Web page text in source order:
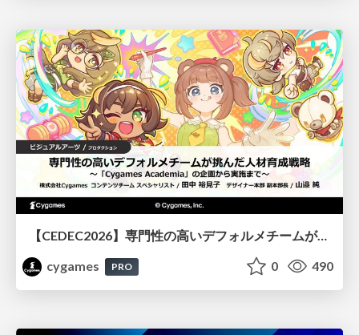
【CEDEC2026】専門性の高いデフォルメチームが挑んだ人材育成戦略 〜Cygames Academiaの企画から実施まで〜
cygames
PRO 0 490